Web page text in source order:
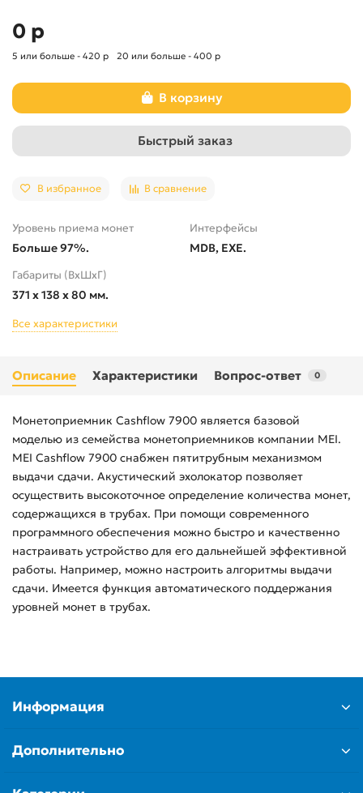
0 р
5 или больше - 420 р 20 или больше - 400 р
В корзину
Быстрый заказ
В избранное В сравнение
Уровень приема монет
Больше 97%.
Интерфейсы
MDB, EXE.
Габариты (ВхШхГ)
371 x 138 x 80 мм.
Все характеристики
Описание Характеристики Вопрос-ответ 0
Монетоприемник Cashflow 7900 является базовой
моделью из семейства монетоприемников компании MEI.
MEI Cashflow 7900 снабжен пятитрубным механизмом
выдачи сдачи. Акустический эхолокатор позволяет
осуществить высокоточное определение количества монет,
содержащихся в трубах. При помощи современного
программного обеспечения можно быстро и качественно
настраивать устройство для его дальнейшей эффективной
работы. Например, можно настроить алгоритмы выдачи
сдачи. Имеется функция автоматического поддержания
уровней монет в трубах.
Информация
Дополнительно